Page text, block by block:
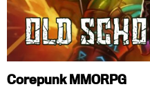
Corepunk MMORPG